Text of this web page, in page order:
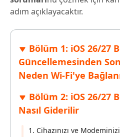
adım açıklayacaktır.
Bölüm 1: iOS 26/27
Güncellemesinden
Neden Wi-Fi'ye
Bölüm 2: iOS 26/27
Nasıl Giderilir
1. Cihazınızı ve